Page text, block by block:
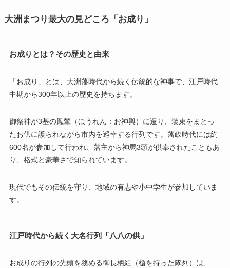
大洲まつり最大の見どころ「お成り」
お成りとは？その歴史と由来
「お成り」とは、大洲藩時代から続く伝統的な神事で、江戸時代
中期から300年以上の歴史を持ちます。
御祭神が3基の鳳輦（ほうれん：お神輿）に遷り、装束をまとっ
たお供に護られながら市内を巡幸する行列です。藩政時代には約
600名が参加して行われ、藩主から神馬3頭が供奉されたこともあ
り、格式と豪華さで知られています。
現代でもその伝統を守り、地域の有志や小中学生が参加していま
す。
江戸時代から続く大名行列「八八の供」
お成りの行列の先頭を務める御長柄組（槍を持った隊列）は、